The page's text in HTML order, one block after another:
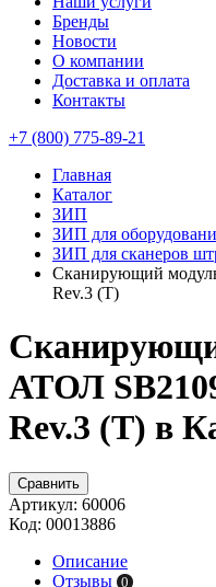
Бренды
Новости
О компании
Доставка и оплата
Контакты
+7 (800) 775-89-21
Главная
Каталог
ЗИП
ЗИП для
ЗИП для сканеров
Сканирующий
Rev.3 (Т)
АТОЛ
Rev.3 (Т) в
Сравнить
Артикул: 60006
Код: 00013886
Описание
Отзывы 0